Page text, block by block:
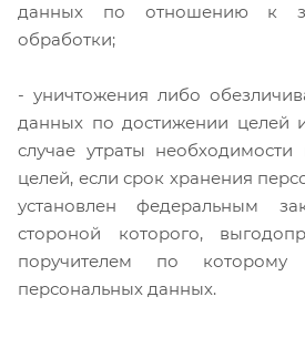
данных по отношению к
обработки;
- уничтожения либо
данных по достижении целей
случае утраты
целей, если срок хранения
установлен федеральным
стороной которого,
поручителем по которому
персональных данных.